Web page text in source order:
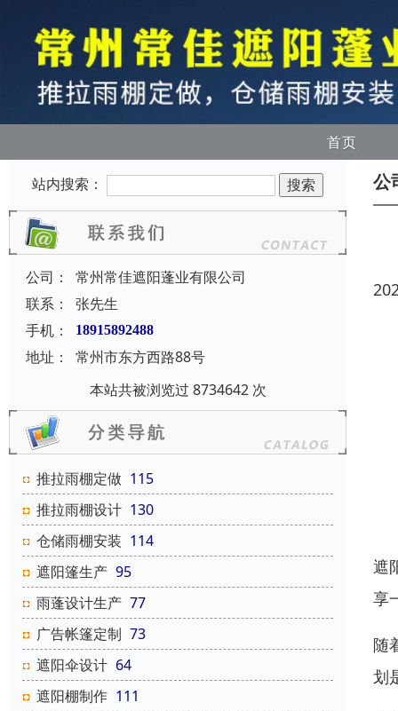
首页
站内搜索：
公司：
常州常佳遮阳蓬业有限公司
联系：
张先生
手机：
18915892488
地址：
常州市东方西路88号
本站共被浏览过 8734642 次
推拉雨棚定做 115
推拉雨棚设计 130
仓储雨棚安装 114
遮阳篷生产 95
雨蓬设计生产 77
广告帐篷定制 73
遮阳伞设计 64
遮阳棚制作 111
公
遮
享
随
划